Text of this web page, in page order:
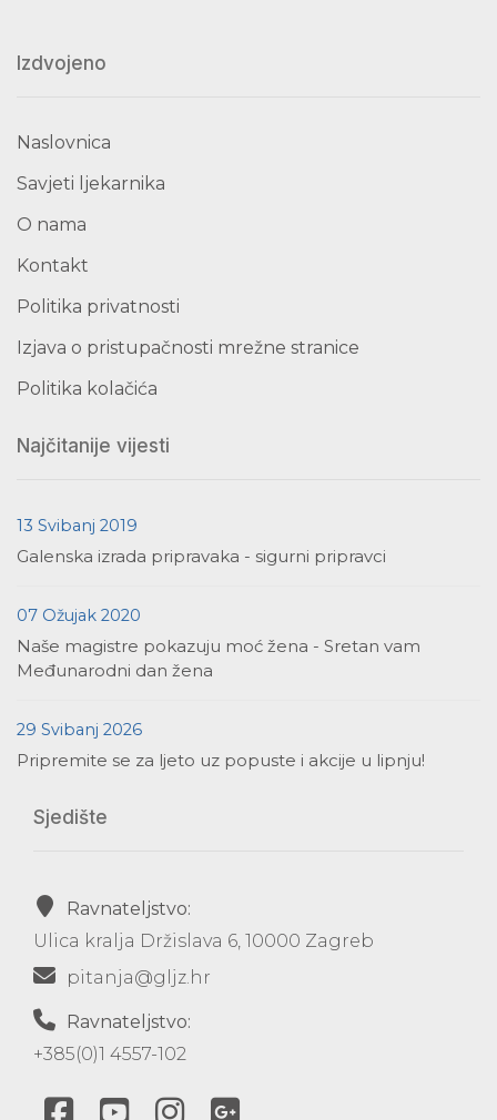
Izdvojeno
Naslovnica
Savjeti ljekarnika
O nama
Kontakt
Politika privatnosti
Izjava o pristupačnosti mrežne stranice
Politika kolačića
Najčitanije vijesti
13 Svibanj 2019
Galenska izrada pripravaka - sigurni pripravci
07 Ožujak 2020
Naše magistre pokazuju moć žena - Sretan vam
Međunarodni dan žena
29 Svibanj 2026
Pripremite se za ljeto uz popuste i akcije u lipnju!
Sjedište
Ravnateljstvo:
Ulica kralja Držislava 6, 10000 Zagreb
pitanja@gljz.hr
Ravnateljstvo:
+385(0)1 4557-102